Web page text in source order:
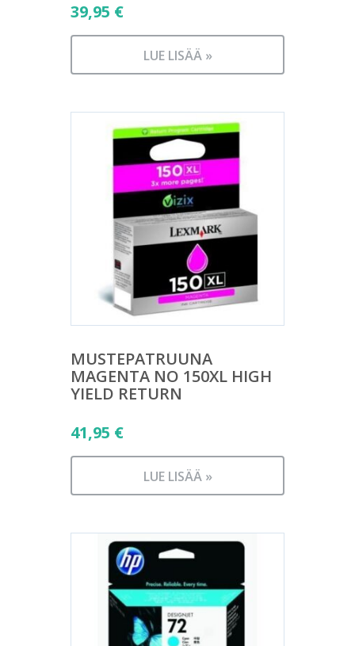
39,95 €
LUE LISÄÄ »
MUSTEPATRUUNA
MAGENTA NO 150XL HIGH
YIELD RETURN
41,95 €
LUE LISÄÄ »